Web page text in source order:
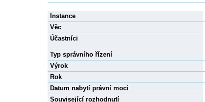
Instance
Věc
Účastníci
Typ správního řízení
Výrok
Rok
Datum nabytí právní moci
Související rozhodnutí